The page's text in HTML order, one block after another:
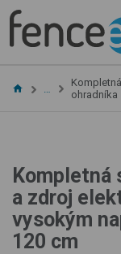
…
ohradníka
Kompletná
a zdroj
vysokým
120 cm